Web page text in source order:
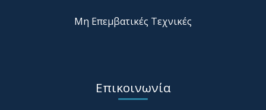
Μη Επεμβατικές Τεχνικές
Επικοινωνία